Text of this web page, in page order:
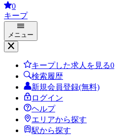
0
キープ
メニュー
キープした求人を見る0
検索履歴
新規会員登録(無料)
ログイン
ヘルプ
エリアから探す
駅から探す